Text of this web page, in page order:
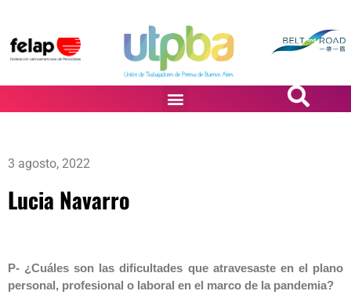
3 agosto, 2022
Lucia Navarro
P- ¿Cuáles son las dificultades que atravesaste en el plano
personal, profesional o laboral en el marco de la pandemia?